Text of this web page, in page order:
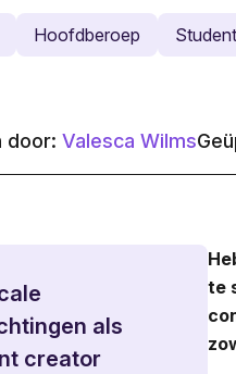
Hoofdberoep
door: Valesca Wilms
als
creator
te